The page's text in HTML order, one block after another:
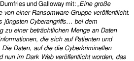
und Galloway mit: „Eine große
von einer Ransomware-Gruppe veröffentlicht.
jüngsten Cyberangriffs… bei dem
zu einer beträchtlichen Menge an Daten
die sich auf Patienten und
Daten, auf die die Cyberkriminellen
nun im Dark Web veröffentlicht worden, das